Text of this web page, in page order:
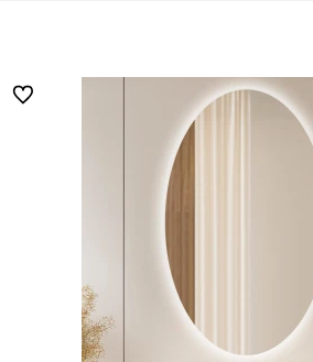
Do ulubionych